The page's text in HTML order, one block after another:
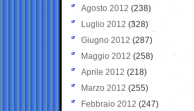
Agosto 2012 (238)
Luglio 2012 (328)
Giugno 2012 (287)
Maggio 2012 (258)
Aprile 2012 (218)
Marzo 2012 (255)
Febbraio 2012 (247)